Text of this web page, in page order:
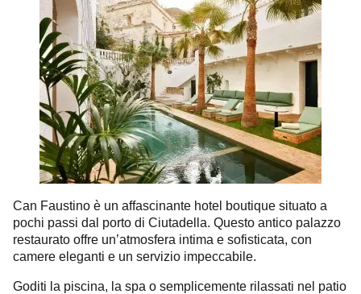
Can Faustino è un affascinante hotel boutique situato a
pochi passi dal porto di Ciutadella. Questo antico palazzo
restaurato offre un’atmosfera intima e sofisticata, con
camere eleganti e un servizio impeccabile.
Goditi la piscina, la spa o semplicemente rilassati nel patio